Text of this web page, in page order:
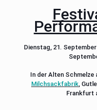
Dienstag, 21.
In der Alten Schmelze
Milchsackfabrik ,
Frankfurt